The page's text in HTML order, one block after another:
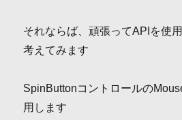
それならば、頑張ってAPIを使
考えてみます
SpinButtonコントロールの
用します